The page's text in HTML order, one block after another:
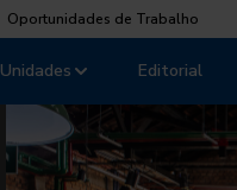
Oportunidades de Trabalho
Unidades Editorial